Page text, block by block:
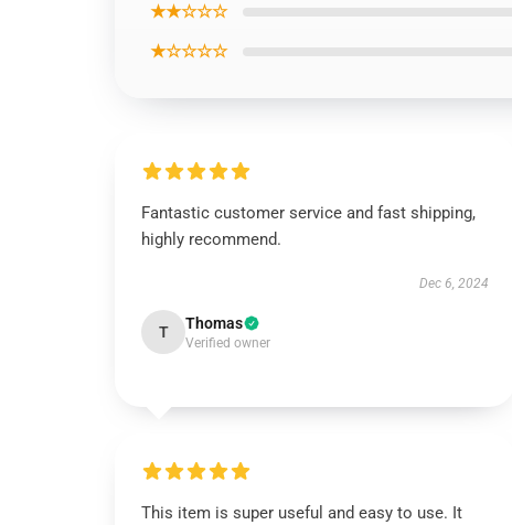
★★☆☆☆
★☆☆☆☆
Fantastic customer service and fast shipping,
highly recommend.
Dec 6, 2024
T Thomas
Verified owner
This item is super useful and easy to use. It